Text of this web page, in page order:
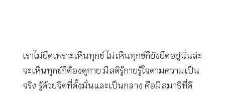
เราไม่ยึดเพราะเห็นทุกข์ ไม่เห็นทุกข์ก็ยังยึดอยู่นั่นล่ะ
จะเห็นทุกข์ก็ต้องดูกาย มีสติรู้กายรู้ใจตามความเป็น
จริง รู้ด้วยจิตที่ตั้งมั่นและเป็นกลาง คือมีสมาธิที่ดี